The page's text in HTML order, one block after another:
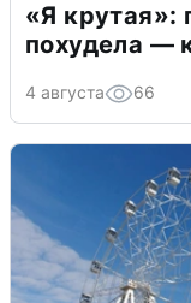
«Я крутая»:
похудела —
4 августа 66